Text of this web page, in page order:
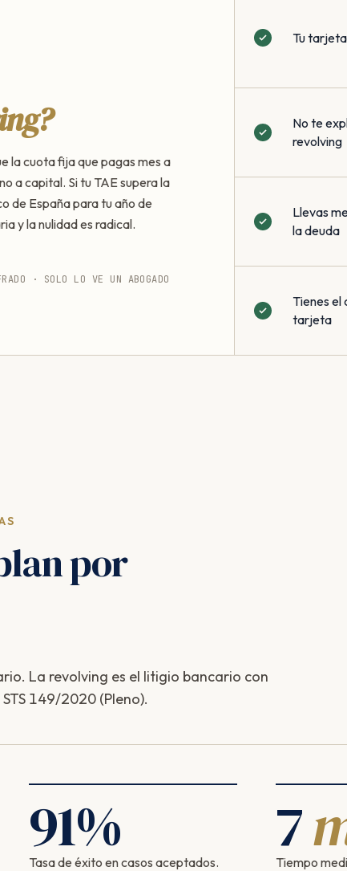
la cuota fija que pagas mes a
a capital. Si tu TAE supera la
de España para tu año de
y la nulidad es radical.
· SOLO LO VE UN ABOGADO
Tu
No te
revolving
Llevas
la deuda
Tienes el
tarjeta
por
La revolving es el litigio bancario con
149/2020 (Pleno).
91%
Tasa de éxito en casos aceptados. 7
Tiempo